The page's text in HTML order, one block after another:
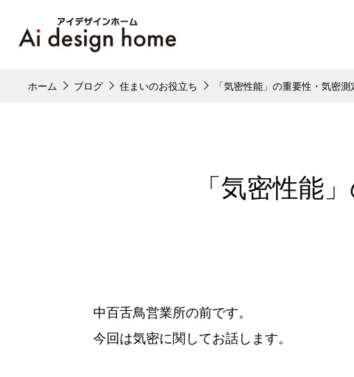
ホーム ブログ 住まいのお役立ち 「気密性能」の重要性・気密
「気密性能
中百舌鳥営業所の前です。
今回は気密に関してお話します。